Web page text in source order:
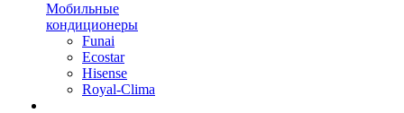
Мобильные
кондиционеры
Funai
Ecostar
Hisense
Royal-Clima